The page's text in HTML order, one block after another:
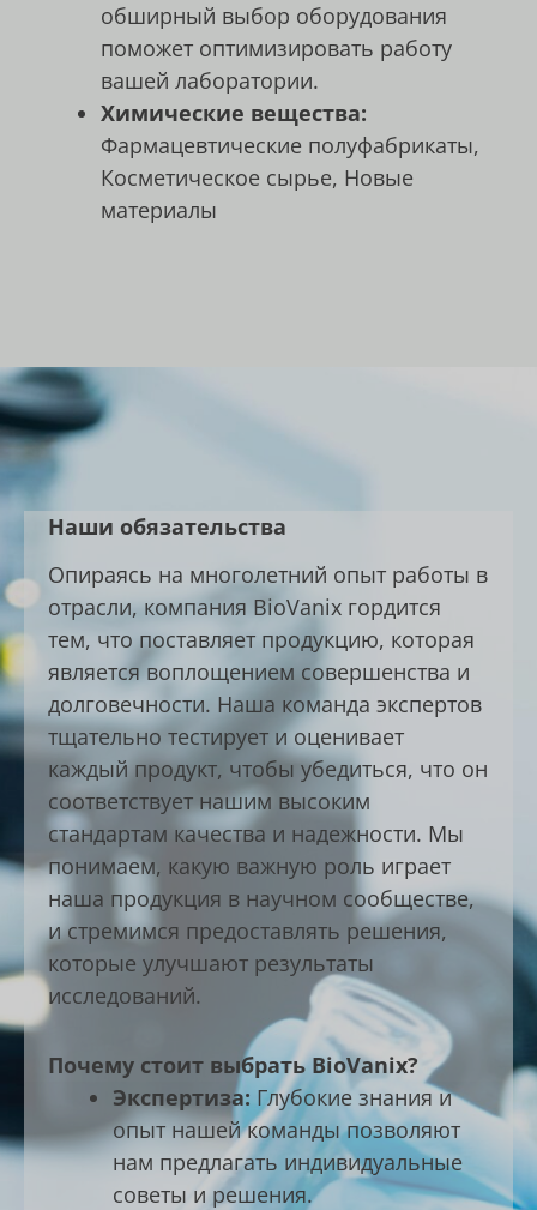
обширный выбор оборудования
поможет оптимизировать работу
вашей лаборатории.
Химические вещества:
Фармацевтические полуфабрикаты,
Косметическое сырье, Новые
материалы
Наши обязательства
Опираясь на многолетний опыт работы в
отрасли, компания BioVanix гордится
тем, что поставляет продукцию, которая
является воплощением совершенства и
долговечности. Наша команда экспертов
тщательно тестирует и оценивает
каждый продукт, чтобы убедиться, что он
соответствует нашим высоким
стандартам качества и надежности. Мы
понимаем, какую важную роль играет
наша продукция в научном сообществе,
и стремимся предоставлять решения,
которые улучшают результаты
исследований.
Почему стоит выбрать BioVanix?
Экспертиза: Глубокие знания и
опыт нашей команды позволяют
нам предлагать индивидуальные
советы и решения.